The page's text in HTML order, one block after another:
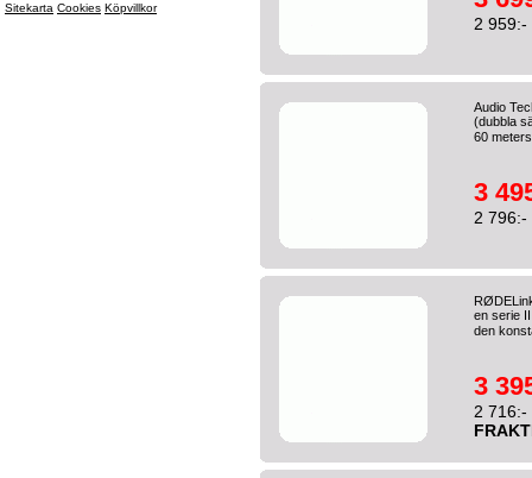
Sitekarta Cookies Köpvillkor
2 959:-
Audio
(dubbla
60
3
2 796:-
en serie
den
3
2 716:-